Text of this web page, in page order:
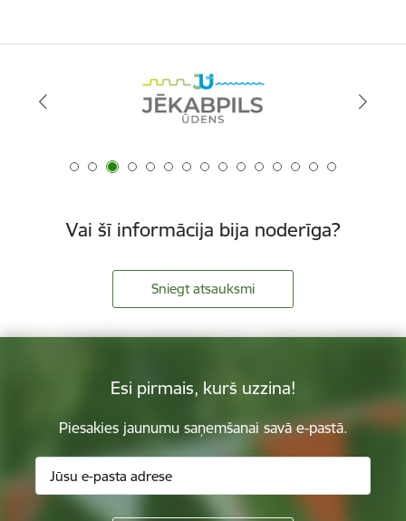
Vai šī informācija bija noderīga?
Sniegt atsauksmi
Esi pirmais, kurš uzzina!
Piesakies jaunumu saņemšanai savā e-pastā.